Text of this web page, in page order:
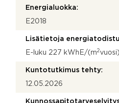
Energialuokka:
E2018
Lisätietoja
E-luku 227 kWhE/(m2vuosi)
Kuntotutkimus tehty:
12.05.2026